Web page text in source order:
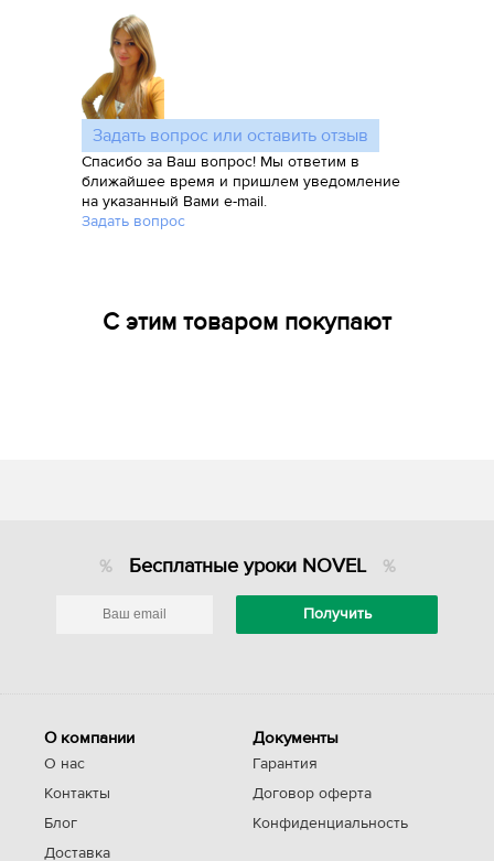
Задать вопрос или оставить отзыв
Спасибо за Ваш вопрос! Мы ответим в
ближайшее время и пришлем уведомление
на указанный Вами e-mail.
Задать вопрос
С этим товаром покупают
Бесплатные уроки NOVEL
О компании
О нас
Контакты
Блог
Доставка
Документы
Гарантия
Договор оферта
Конфиденциальность